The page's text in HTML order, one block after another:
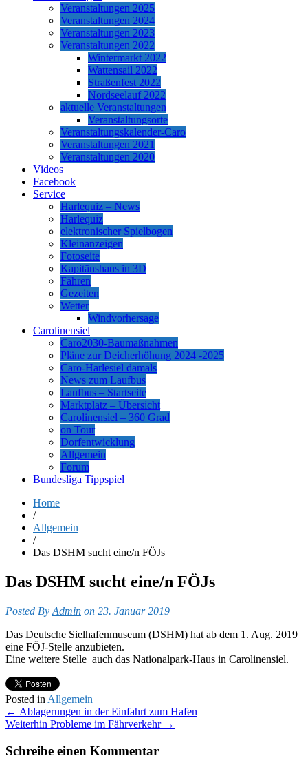
Veranstaltungen 2025
Veranstaltungen 2024
Veranstaltungen 2023
Veranstaltungen 2022
Wintermarkt 2022
Wattensail 2022
Straßenfest 2022
Nordseelauf 2022
aktuelle Veranstaltungen
Veranstaltungsorte
Veranstaltungskalender-Caro
Veranstaltungen 2021
Veranstaltungen 2020
Videos
Facebook
Service
Harlequiz – News
Harlequiz
elektronischer Spielbogen
Kleinanzeigen
Fotoseite
Kapitänshaus in 3D
Fähren
Gezeiten
Wetter
Windvorhersage
Carolinensiel
Caro2030-Baumaßnahmen
Pläne zur Deicherhöhung 2024 -2025
Caro-Harlesiel damals
News zum Laufbus
Laufbus – Startseite
Marktplatz – Übersicht
Carolinensiel – 360 Grad
on Tour
Dorfentwicklung
Allgemein
Forum
Bundesliga Tippspiel
Home
/
Allgemein
/
Das DSHM sucht eine/n FÖJs
Das DSHM sucht eine/n FÖJs
Posted By Admin on 23. Januar 2019
Das Deutsche Sielhafenmuseum (DSHM) hat ab dem 1. Aug. 2019
eine FÖJ-Stelle anzubieten.
Eine weitere Stelle auch das Nationalpark-Haus in Carolinensiel.
Posted in Allgemein
Post
navigation
← Ablagerungen in der Einfahrt zum Hafen
Weiterhin Probleme im Fährverkehr →
Schreibe einen Kommentar